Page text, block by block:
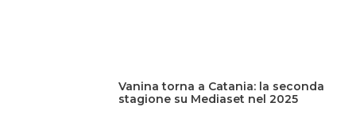
Vanina torna a Catania: la seconda
stagione su Mediaset nel 2025